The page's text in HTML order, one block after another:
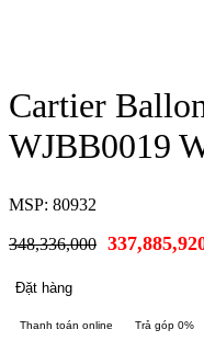
Cartier
WJBB0019
MSP: 80932
348,336,000
Đặt hàng
Thanh toán online Trả góp 0%